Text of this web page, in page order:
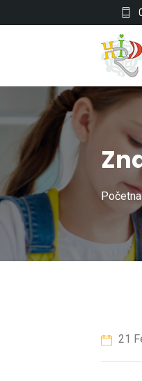
Početna
21